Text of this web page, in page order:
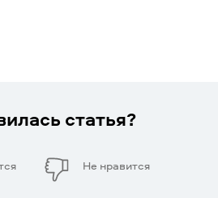
статья?
Не нравится